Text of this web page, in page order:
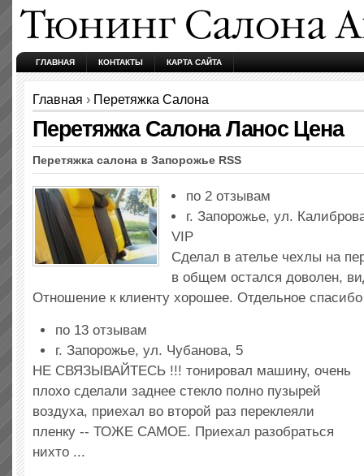
ГЛАВНАЯ КОНТАКТЫ КАРТА САЙТА
Главная › Перетяжка Салона
Перетяжка Салона Ланос Цена
Перетяжка салона в Запорожье RSS
по 2 отзывам
г. Запорожье, ул.
VIP
Сделал в ателье чехлы на
в общем остался доволен,
Отношение к клиенту хорошее. Отдельное
по 13 отзывам
г. Запорожье, ул. Чубанова, 5
НЕ СВЯЗЫВАЙТЕСЬ !!! тонировал машину, очень
плохо сделали заднее стекло полно пузырей
воздуха, приехал во второй раз переклеяли
пленку -- ТОЖЕ САМОЕ. Приехал разобраться
нихто ...